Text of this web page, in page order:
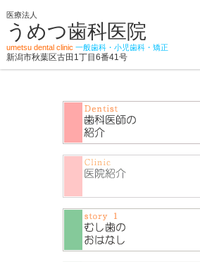
医療法人
うめつ歯科医院
umetsu dental clinic 一般歯科・小児歯科・矯正
新潟市秋葉区古田1丁目6番41号